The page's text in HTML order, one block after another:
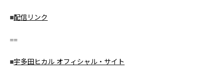
■配信リンク
==
■宇多田ヒカル オフィシャル・サイト